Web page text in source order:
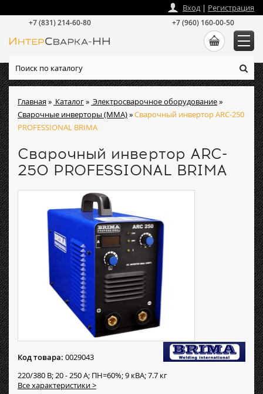
Главная» Каталог» Электросварочное оборудование»
Сварочные инверторы (ММА)»Сварочный инвертор ARC-250
PROFESSIONAL BRIMA
Сварочный инвертор ARC-
250 PROFESSIONAL BRIMA
Код товара: 0029043
220/380 В; 20 - 250 А; ПН=60%; 9 кВА; 7.7 кг
Все характеристики >
Вход| Регистрация
+7 (831) 214-60-80 +7 (960) 160-00-50